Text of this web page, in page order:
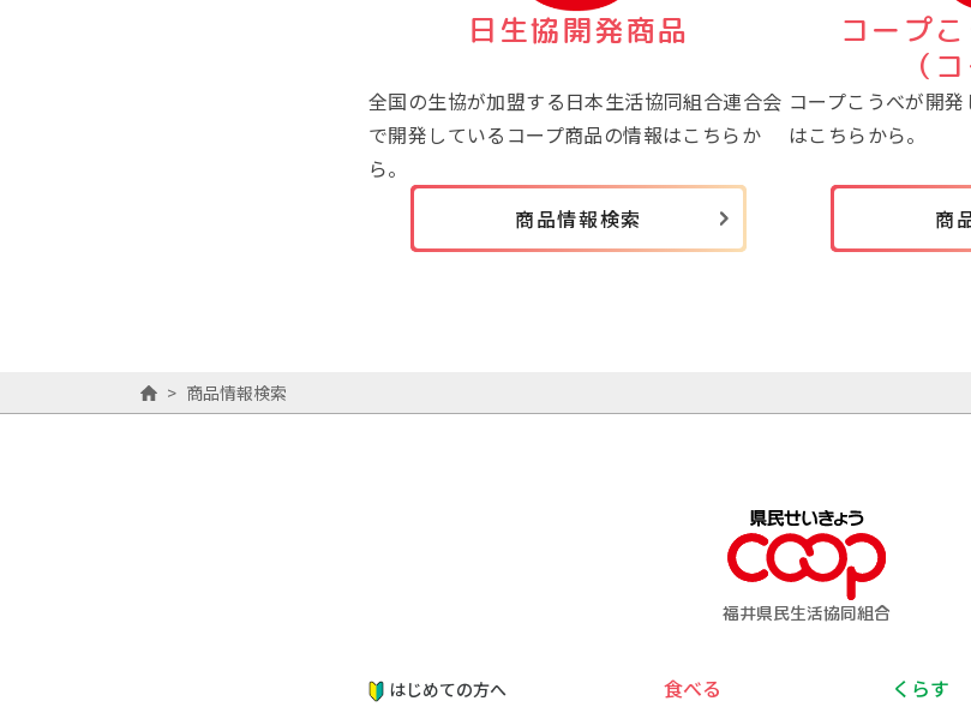
日生協開発商品
全国の生協が加盟する日本生活協同組合連合会
で開発しているコープ商品の情報はこちらか
ら。
商品情報検索
コープ
（
コープこうべが開
はこちらから。
商
> 商品情報検索
福井県民生活協同組合
食べる くらす
はじめての方へ